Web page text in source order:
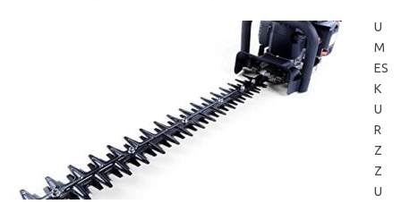
U
M
ES
K
U
R
Z
Z
U